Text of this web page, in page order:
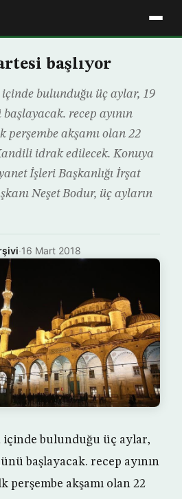
başlıyor
içinde bulunduğu üç aylar, 19
recep ayının
perşembe akşamı olan 22
idrak edilecek. Konuya
İşleri Başkanlığı İrşat
Neşet Bodur, üç ayların
·16 Mart 2018
içinde bulunduğu üç aylar,
başlayacak. recep ayının
perşembe akşamı olan 22